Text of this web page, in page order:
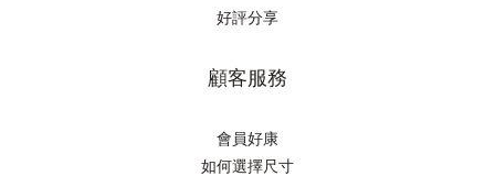
好評分享
顧客服務
會員好康
如何選擇尺寸